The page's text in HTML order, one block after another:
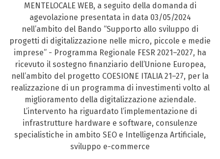
MENTELOCALE WEB, a seguito della domanda di
agevolazione presentata in data 03/05/2024
nell’ambito del Bando “Supporto allo sviluppo di
progetti di digitalizzazione nelle micro, piccole e medie
imprese” - Programma Regionale FESR 2021–2027, ha
ricevuto il sostegno finanziario dell’Unione Europea,
nell’ambito del progetto COESIONE ITALIA 21–27, per la
realizzazione di un programma di investimenti volto al
miglioramento della digitalizzazione aziendale.
L’intervento ha riguardato l’implementazione di
infrastrutture hardware e software, consulenze
specialistiche in ambito SEO e Intelligenza Artificiale,
sviluppo e-commerce